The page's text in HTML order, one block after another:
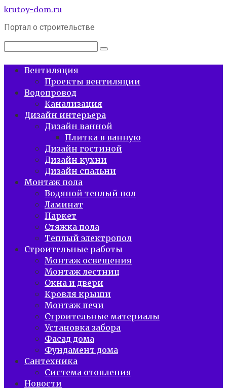
Перейти
контенту
krutoy-dom.ru
Портал о строительстве
Поиск:
Вентиляция
Проекты вентиляции
Водопровод
Канализация
Дизайн интерьера
Дизайн ванной
Плитка в ванную
Дизайн гостиной
Дизайн кухни
Дизайн спальни
Монтаж пола
Водяной теплый пол
Ламинат
Паркет
Стяжка пола
Теплый электропол
Строительные работы
Монтаж освещения
Монтаж лестниц
Окна и двери
Кровля крыши
Монтаж печи
Строительные материалы
Установка забора
Фасад дома
Фундамент дома
Сантехника
Система отопления
Новости